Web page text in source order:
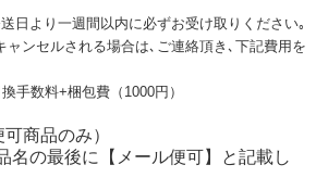
日より一週間以内に必ずお受け取りください｡
ャンセルされる場合は､ご連絡頂き､下記費用を
手数料+梱包費（1000円）
商品のみ）
名の最後に【メール便可】と記載し